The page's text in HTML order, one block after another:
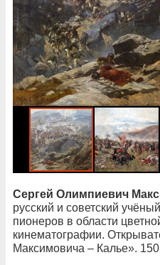
Сергей Олимпиевич
русский и советский
пионеров в области
кинематографии.
Максимовича – Калье». 150